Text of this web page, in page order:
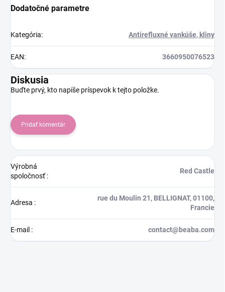
Dodatočné parametre
Kategória: Antirefluxné vankúše, kliny
EAN: 3660950076523
Diskusia
Buďte prvý, kto napíše príspevok k tejto položke.
Pridať komentár
Výrobná
spoločnosť:
Red Castle
Adresa :
rue du Moulin 21, BELLIGNAT, 01100,
Francie
E-mail : contact@beaba.com